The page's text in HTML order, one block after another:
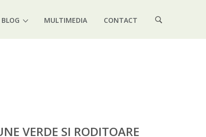
BLOG MULTIMEDIA CONTACT
VERDE SI RODITOARE